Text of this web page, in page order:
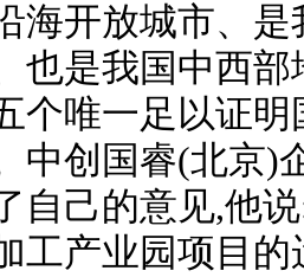
海开放城市、
也是我国中西
个唯一足以证
中创国睿(北京)
自己的意见,他
工产业园项目